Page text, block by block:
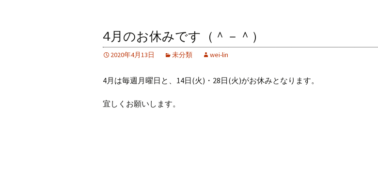
4月のお休みです（＾－＾）
2020年4月13日 未分類 wei-lin
4月は毎週月曜日と、14日(火)・28日(火)がお休みとなります。
宜しくお願いします。